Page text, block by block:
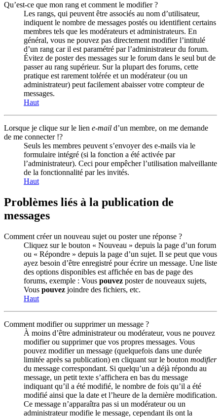
Qu’est-ce que mon rang et comment le modifier ?
Les rangs, qui peuvent être associés au nom d’utilisateur,
indiquent le nombre de messages postés ou identifient certains
membres tels que les modérateurs et administrateurs. En
général, vous ne pouvez pas directement modifier l’intitulé
d’un rang car il est paramétré par l’administrateur du forum.
Évitez de poster des messages sur le forum dans le seul but de
passer au rang supérieur. Sur la plupart des forums, cette
pratique est rarement tolérée et un modérateur (ou un
administrateur) peut facilement abaisser votre compteur de
messages.
Haut
Lorsque je clique sur le lien e-mail d’un membre, on me demande
de me connecter !?
Seuls les membres peuvent s’envoyer des e-mails via le
formulaire intégré (si la fonction a été activée par
l’administrateur). Ceci pour empêcher l’utilisation malveillante
de la fonctionnalité par les invités.
Haut
Problèmes liés à la publication de
messages
Comment créer un nouveau sujet ou poster une réponse ?
Cliquez sur le bouton « Nouveau » depuis la page d’un forum
ou « Répondre » depuis la page d’un sujet. Il se peut que vous
ayez besoin d’être enregistré pour écrire un message. Une liste
des options disponibles est affichée en bas de page des
forums, exemple : Vous pouvez poster de nouveaux sujets,
Vous pouvez joindre des fichiers, etc.
Haut
Comment modifier ou supprimer un message ?
À moins d’être administrateur ou modérateur, vous ne pouvez
modifier ou supprimer que vos propres messages. Vous
pouvez modifier un message (quelquefois dans une durée
limitée après sa publication) en cliquant sur le bouton modifier
du message correspondant. Si quelqu’un a déjà répondu au
message, un petit texte s’affichera en bas du message
indiquant qu’il a été modifié, le nombre de fois qu’il a été
modifié ainsi que la date et l’heure de la dernière modification.
Ce message n’apparaîtra pas si un modérateur ou un
administrateur modifie le message, cependant ils ont la